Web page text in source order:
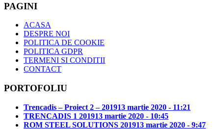
PAGINI
ACASA
DESPRE NOI
POLITICA DE COOKIE
POLITICA GDPR
TERMENI SI CONDITII
CONTACT
PORTOFOLIU
Trencadis – Proiect 2 – 201913 martie 2020 - 11:21
TRENCADIS 1 201913 martie 2020 - 10:45
ROM STEEL SOLUTIONS 201913 martie 2020 - 9:47